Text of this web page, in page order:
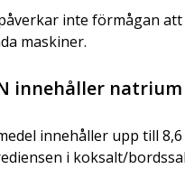
inte förmågan
maskiner.
innehåller natrium
innehåller upp till
i koksalt/